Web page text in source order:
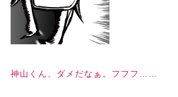
神山くん、ダメだなぁ。フフフ……